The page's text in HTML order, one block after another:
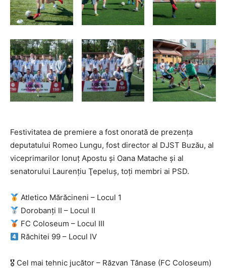
Festivitatea de premiere a fost onorată de prezenţa
deputatului Romeo Lungu, fost director al DJST Buzău, al
viceprimarilor Ionuţ Apostu şi Oana Matache şi al
senatorului Laurenţiu Ţepeluş, toţi membri ai PSD.
Atletico Mărăcineni – Locul 1
Dorobanți II – Locul II
FC Coloseum – Locul III
Răchitei 99 – Locul IV
🎖 Cel mai tehnic jucător – Răzvan Tănase (FC Coloseum)